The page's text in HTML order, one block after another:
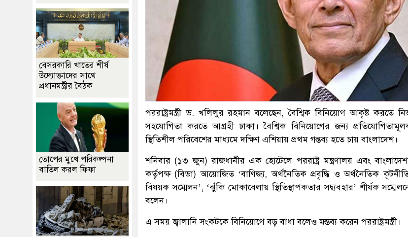
পররাষ্ট্রমন্ত্রী ড. খলিলুর রহমান বলেছেন, বৈশ্বিক বিনিয়োগ আকৃষ্ট করতে
সহযোগিতা করতে আগ্রহী ঢাকা। বৈশ্বিক বিনিয়োগের জন্য
স্থিতিশীল পরিবেশের মাধ্যমে দক্ষিণ এশিয়ায় প্রথম গন্তব্য হতে চায় বাংলাদেশ।
শনিবার (১৩ জুন) রাজধানীর এক হোটেলে পররাষ্ট্র মন্ত্রণালয় এবং
কর্তৃপক্ষ (বিডা) আয়োজিত ‌‘বাণিজ্য, অর্থনৈতিক প্রবৃদ্ধি ও অর্থনৈতিক
বিষয়ক সম্মেলন’, ‘ঝুঁকি মোকাবেলায় স্থিতিস্থাপকতার সদ্ব্যবহার’ শীর্ষক
বলেন।
এ সময় জ্বালানি সংকটকে বিনিয়োগে বড় বাধা বলেও মন্তব্য করেন পররাষ্ট্রমন্ত্রী।
বেসরকারি খাতের শীর্ষ
উদ্যোক্তাদের সাথে
প্রধানমন্ত্রীর বৈঠক
তোপের মুখে পরিকল্পনা
বাতিল করল ফিফা